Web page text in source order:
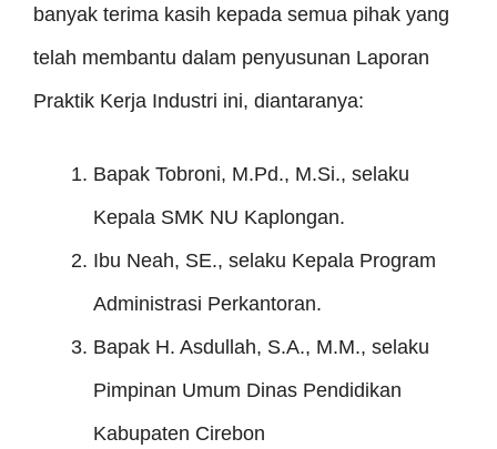
banyak terima kasih kepada semua pihak yang
telah membantu dalam penyusunan Laporan
Praktik Kerja Industri ini, diantaranya:
Bapak Tobroni, M.Pd., M.Si., selaku
Kepala SMK NU Kaplongan.
Ibu Neah, SE., selaku Kepala Program
Administrasi Perkantoran.
Bapak H. Asdullah, S.A., M.M., selaku
Pimpinan Umum Dinas Pendidikan
Kabupaten Cirebon